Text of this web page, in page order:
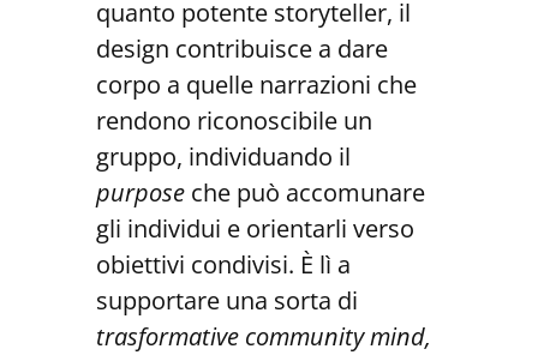
quanto potente storyteller, il
design contribuisce a dare
corpo a quelle narrazioni che
rendono riconoscibile un
gruppo, individuando il
purpose che può accomunare
gli individui e orientarli verso
obiettivi condivisi. È lì a
supportare una sorta di
trasformative community mind,